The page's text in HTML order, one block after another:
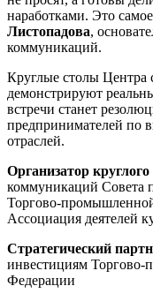
наработками. Это
Листопадова,
коммуникаций.
Круглые столы Центра
демонстрируют
встречи станет
предпринимателей по
отраслей.
Организатор круглого
коммуникаций Совета
Торгово-
Ассоциация деятелей
Стратегический
инвестициям
Федерации